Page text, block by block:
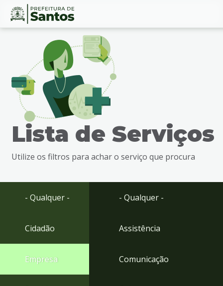
Ir
busca
Ir
Conteúdo
Lista de Serviços
Utilize os filtros para achar o serviço que procura
- Qualquer -
Cidadão
Empresa
- Qualquer -
Assistência
Comunicação